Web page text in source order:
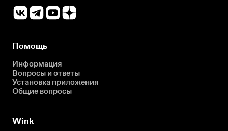
Помощь
Информация
Вопросы и ответы
Установка приложения
Общие вопросы
Wink